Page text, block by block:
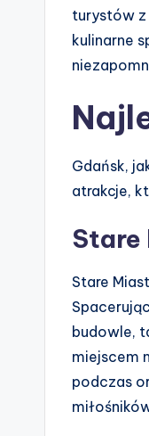
turystów z
kulinarne
Gdańsk,
atrakcje,
Stare
Stare
budowle,
miejscem
podczas